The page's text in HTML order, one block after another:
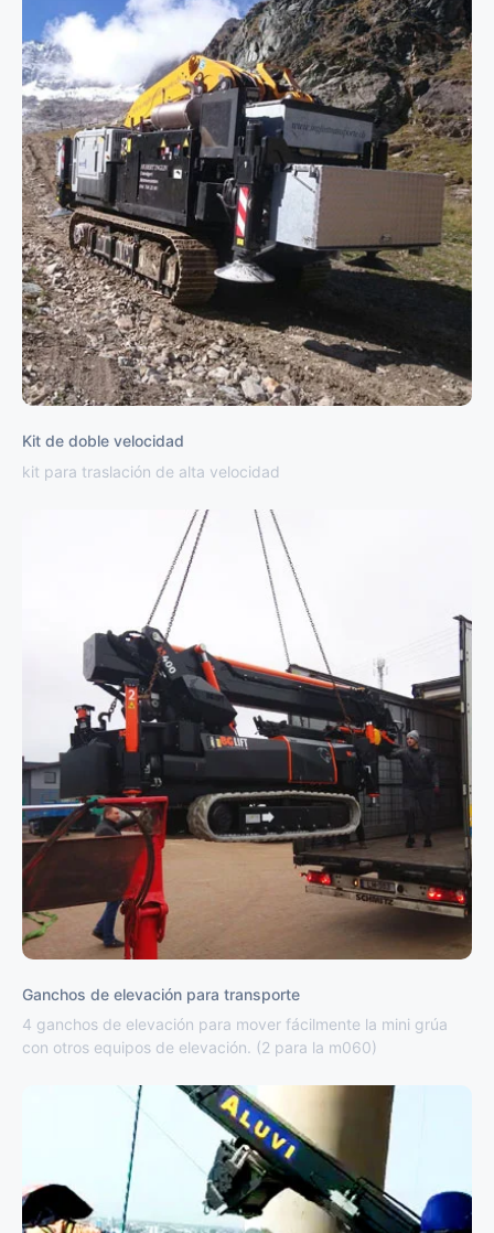
Kit de doble velocidad
kit para traslación de alta velocidad
Ganchos de elevación para transporte
4 ganchos de elevación para mover fácilmente la mini grúa
con otros equipos de elevación. (2 para la m060)